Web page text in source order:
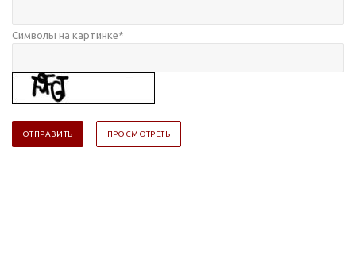
Символы на картинке*